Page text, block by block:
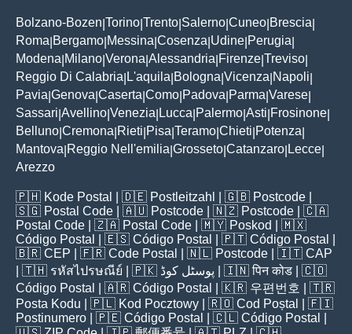
Bolzano-Bozen Torino Trento Salerno Cuneo Brescia
Roma Bergamo Messina Cosenza Udine Perugia
Modena Milano Verona Alessandria Firenze Treviso
Reggio Di Calabria L'aquila Bologna Vicenza Napoli
Pavia Genova Caserta Como Padova Parma Varese
Sassari Avellino Venezia Lucca Palermo Asti Frosinone
Belluno Cremona Rieti Pisa Teramo Chieti Potenza
Mantova Reggio Nell'emilia Grosseto Catanzaro Lecce
Arezzo
🇵🇭 Kode Postal | 🇩🇪 Postleitzahl | 🇬🇧 Postcode
🇸🇬 Postal Code | 🇦🇺 Postcode | 🇳🇿 Postcode | 🇨🇦
Postal Code | 🇿🇦 Postal Code | 🇲🇾 Poskod
| 🇲🇽
Código Postal
| 🇪🇸 Código Postal | 🇵🇹 Código Postal
🇧🇷 CEP | 🇫🇷 Code Postal | 🇳🇱 Postcode | 🇮🇹 CAP
| 🇹🇭 รหัสไปรษณีย์ | 🇵🇰 پوسٹل کوڈ | 🇮🇳पिन कोड | 🇨🇴
Código Postal
| 🇦🇷 Código Postal | 🇰🇷 우편번호
| 🇹🇷
Posta Kodu | 🇵🇱 Kod Pocztowy | 🇷🇴 Cod Poștal
| 🇫🇮
Postinumero | 🇵🇪 Código Postal | 🇨🇱 Código Postal